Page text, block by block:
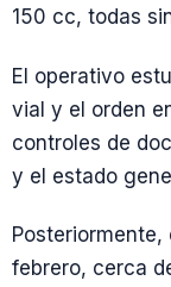
150 cc, todas
El operativo
vial y el orden
controles de
y el estado
febrero, cerca